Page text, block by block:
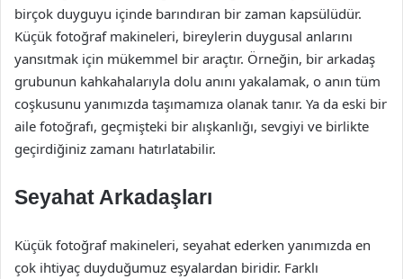
birçok duyguyu içinde barındıran bir zaman kapsülüdür.
Küçük fotoğraf makineleri, bireylerin duygusal anlarını
yansıtmak için mükemmel bir araçtır. Örneğin, bir arkadaş
grubunun kahkahalarıyla dolu anını yakalamak, o anın tüm
coşkusunu yanımızda taşımamıza olanak tanır. Ya da eski bir
aile fotoğrafı, geçmişteki bir alışkanlığı, sevgiyi ve birlikte
geçirdiğiniz zamanı hatırlatabilir.
Seyahat Arkadaşları
Küçük fotoğraf makineleri, seyahat ederken yanımızda en
çok ihtiyaç duyduğumuz eşyalardan biridir. Farklı